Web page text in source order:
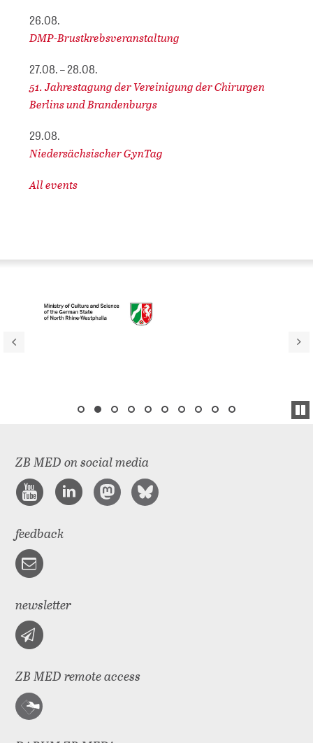
26.08.
DMP-Brustkrebsveranstaltung
27.08. – 28.08.
51. Jahrestagung der Vereinigung der Chirurgen
Berlins und Brandenburgs
29.08.
Niedersächsischer GynTag
All events
ZB MED on social media
feedback
newsletter
ZB MED remote access